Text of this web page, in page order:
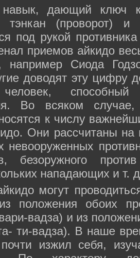
навык, дающий ключ
тэнкан (проворот)
под рукой
приемов айкидо
например Сиода
доводят эту цифру
Во всяком
к числу
Они рассчитаны
невооруженных
безоружного
нападающих и т.
могут
положения обоих
вадза) и из
ти-вадза). В наше
изжил себя,